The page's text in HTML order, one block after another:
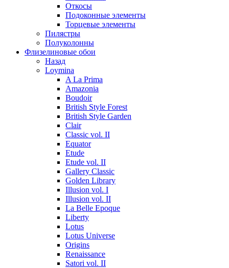
Откосы
Подоконные элементы
Торцевые элементы
Пилястры
Полуколонны
Флизелиновые обои
Назад
Loymina
A La Prima
Amazonia
Boudoir
British Style Forest
British Style Garden
Clair
Classic vol. II
Equator
Etude
Etude vol. II
Gallery Classic
Golden Library
Illusion vol. I
Illusion vol. II
La Belle Epoque
Liberty
Lotus
Lotus Universe
Origins
Renaissance
Satori vol. II